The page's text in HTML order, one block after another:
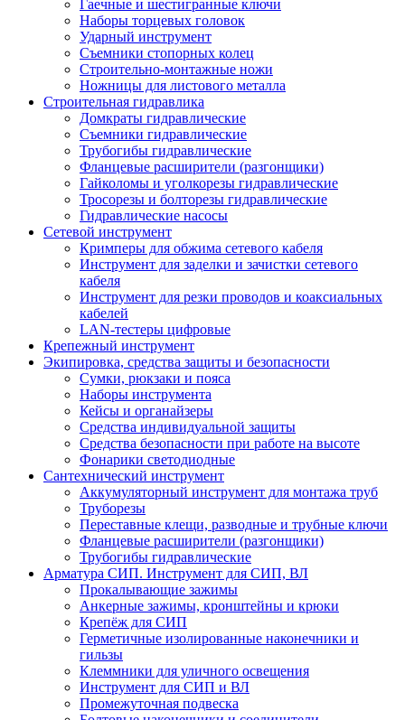
Гаечные и шестигранные ключи
Наборы торцевых головок
Ударный инструмент
Съемники стопорных колец
Строительно-монтажные ножи
Ножницы для листового металла
Строительная гидравлика
Домкраты гидравлические
Съемники гидравлические
Трубогибы гидравлические
Фланцевые расширители (разгонщики)
Гайколомы и уголкорезы гидравлические
Тросорезы и болторезы гидравлические
Гидравлические насосы
Сетевой инструмент
Кримперы для обжима сетевого кабеля
Инструмент для заделки и зачистки сетевого
кабеля
Инструмент для резки проводов и коаксиальных
кабелей
LAN-тестеры цифровые
Крепежный инструмент
Экипировка, средства защиты и безопасности
Сумки, рюкзаки и пояса
Наборы инструмента
Кейсы и органайзеры
Средства индивидуальной защиты
Средства безопасности при работе на высоте
Фонарики светодиодные
Сантехнический инструмент
Аккумуляторный инструмент для монтажа труб
Труборезы
Переставные клещи, разводные и трубные ключи
Фланцевые расширители (разгонщики)
Трубогибы гидравлические
Арматура СИП. Инструмент для СИП, ВЛ
Прокалывающие зажимы
Анкерные зажимы, кронштейны и крюки
Крепёж для СИП
Герметичные изолированные наконечники и
гильзы
Клеммники для уличного освещения
Инструмент для СИП и ВЛ
Промежуточная подвеска